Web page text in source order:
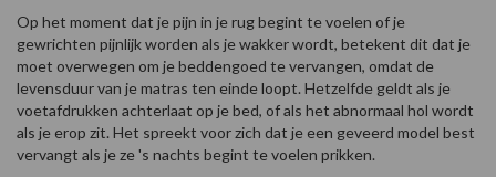
Op het moment dat je pijn in je rug begint te voelen of je
gewrichten pijnlijk worden als je wakker wordt, betekent dit dat je
moet overwegen om je beddengoed te vervangen, omdat de
levensduur van je matras ten einde loopt. Hetzelfde geldt als je
voetafdrukken achterlaat op je bed, of als het abnormaal hol wordt
als je erop zit. Het spreekt voor zich dat je een geveerd model best
vervangt als je ze 's nachts begint te voelen prikken.